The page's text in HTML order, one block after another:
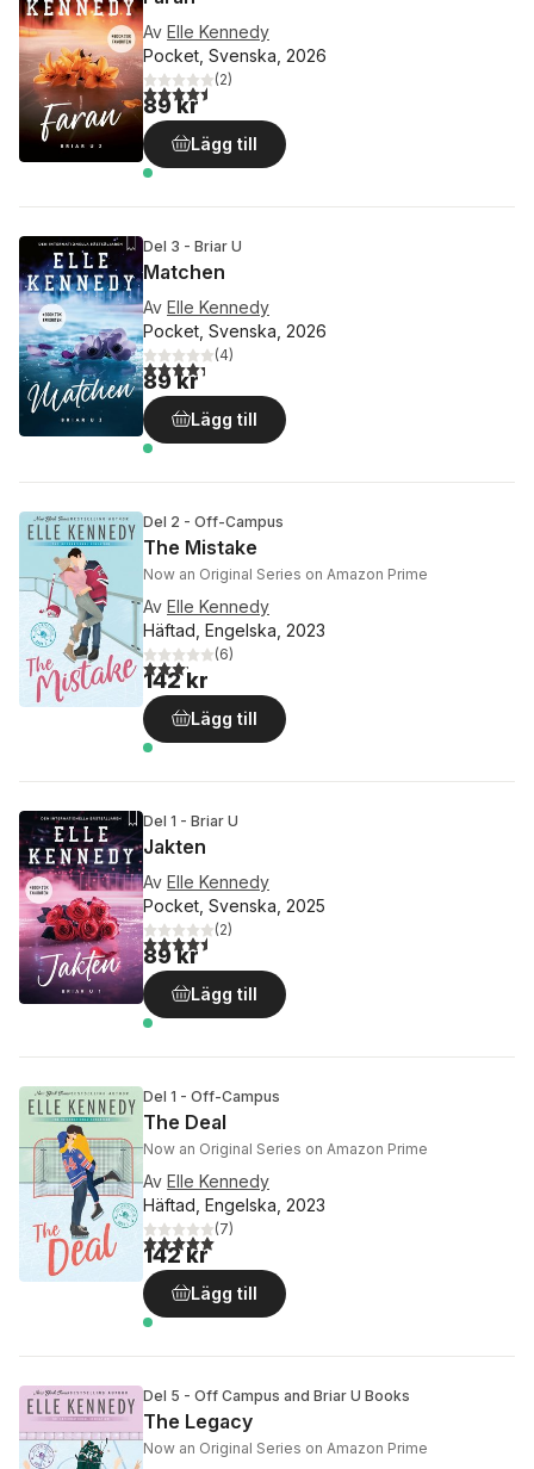
Av Elle Kennedy
Pocket, Svenska, 2026
4,5utav 5 stjärnor. Totalt antal röster:
(2)
89 kr
Lägg till
Del 3 - Briar U
Matchen
Av Elle Kennedy
Pocket, Svenska, 2026
4,3utav 5 stjärnor. Totalt antal röster:
(4)
89 kr
Lägg till
Del 2 - Off-Campus
The Mistake
Now an Original Series on Amazon Prime
Av Elle Kennedy
Häftad, Engelska, 2023
3,2utav 5 stjärnor. Totalt antal röster:
(6)
142 kr
Lägg till
Del 1 - Briar U
Jakten
Av Elle Kennedy
Pocket, Svenska, 2025
4,5utav 5 stjärnor. Totalt antal röster:
(2)
89 kr
Lägg till
Del 1 - Off-Campus
The Deal
Now an Original Series on Amazon Prime
Av Elle Kennedy
Häftad, Engelska, 2023
5,0utav 5 stjärnor. Totalt antal röster:
(7)
142 kr
Lägg till
Del 5 - Off Campus and Briar U Books
The Legacy
Now an Original Series on Amazon Prime